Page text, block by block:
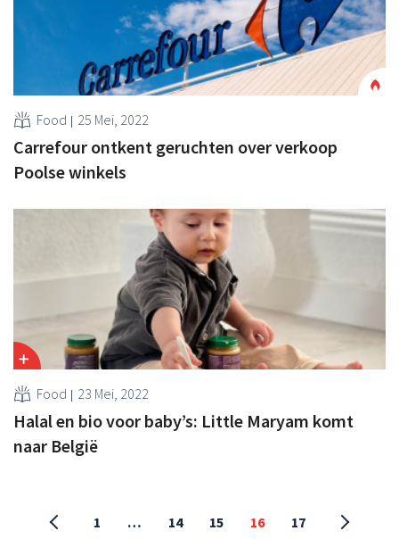
Food 25 Mei, 2022
Carrefour ontkent geruchten over verkoop
Poolse winkels
Food 23 Mei, 2022
Halal en bio voor baby’s: Little Maryam komt
naar België
1 … 14 15 16 17